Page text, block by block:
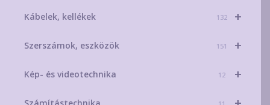
+
Kábelek, kellékek 132
+
Szerszámok, eszközök 151
+
Kép- és videotechnika 12